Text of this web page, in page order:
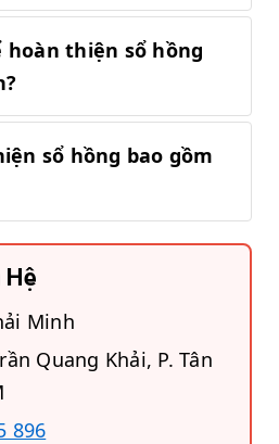
hoàn thiện sổ hồng
sổ hồng bao gồm
Hệ
Minh
Quang Khải, P. Tân
896